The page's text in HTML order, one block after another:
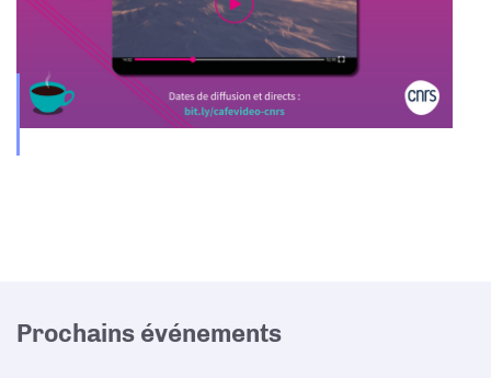
Prochains événements